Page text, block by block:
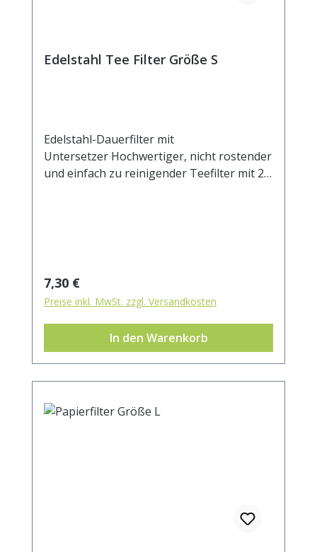
Edelstahl Tee Filter Größe S
Edelstahl-Dauerfilter mit
Untersetzer Hochwertiger, nicht rostender
und einfach zu reinigender Teefilter mit 2
Beim Ausspülen lösen sich die Partikel
leicht vom Filtergewebe. Durch die zwei
Henkel sitzt der Filter stabil auf dem
Becher- oder Kannenrand. Durchmesser
Regulärer Preis:
7,30 €
Preise inkl. MwSt. zzgl. Versandkosten
In den Warenkorb